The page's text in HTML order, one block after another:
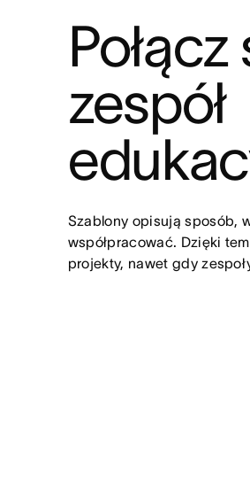
zespół
Szablony opisują sposób,
współpracować. Dzięki
projekty, nawet gdy